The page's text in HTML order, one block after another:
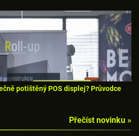
potištěný POS displej? Průvodce
Přečíst novinku »